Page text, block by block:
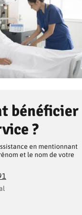
bénéficier
?
en mentionnant
et le nom de votre